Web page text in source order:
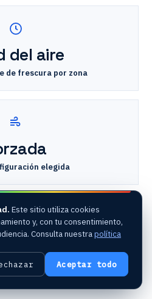
del aire
de frescura por zona
elegida
multinivel
3 configuraciones CFD
de impulsión
Este sitio utiliza cookies
y, con tu consentimiento,
Consulta nuestrapolítica
Aceptar todo